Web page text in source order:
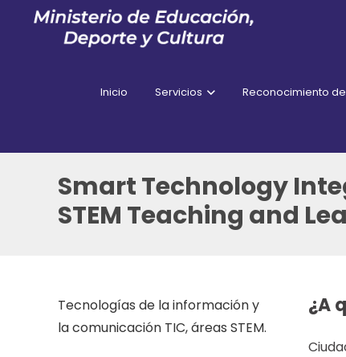
Inicio Servicios Reconocimiento
Smart Technology
STEM Teaching and
Tecnologías de la información y
la comunicación TIC, áreas STEM.
¿A